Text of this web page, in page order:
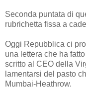
Seconda puntata di
rubrichetta fissa a
Oggi Repubblica ci
una lettera che ha
scritto al CEO della
lamentarsi del pasto
Mumbai-Heathrow.